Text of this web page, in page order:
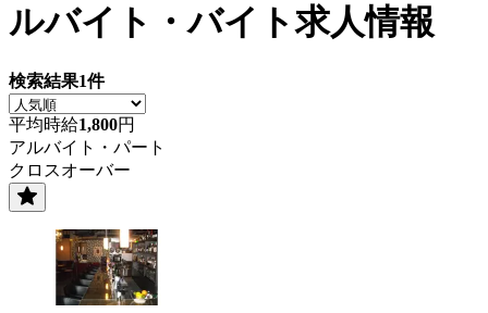
ルバイト・バイト求人情報
検索結果1件
平均時給1,800円
アルバイト・パート
クロスオーバー